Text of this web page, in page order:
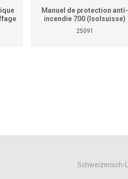
Manuel de protection anti-
incendie 700 (Isolsuisse)
25091
Schweizerisch-